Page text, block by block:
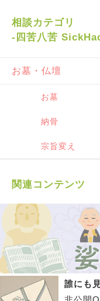
相談カテゴリ
-四苦八苦
お墓・仏壇
お墓
納骨
宗旨変え
関連コンテンツ
誰にも